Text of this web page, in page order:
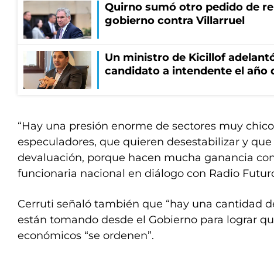
Quirno sumó otro pedido de
gobierno contra Villarruel
Un ministro de Kicillof
candidato a intendente el año
“Hay una presión enorme de sectores muy
especuladores, que quieren desestabilizar y que
devaluación, porque hacen mucha ganancia con
funcionaria nacional en diálogo con Radio
Cerruti señaló también que “hay una cantidad
están tomando desde el Gobierno para lograr
económicos “se ordenen”.